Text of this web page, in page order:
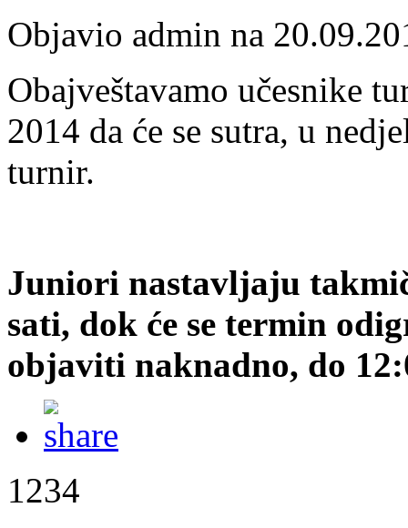
Objavio admin na
Obajveštavamo učesnike
2014 da će se sutra, u
turnir.
Juniori nastavljaju
sati, dok će se termin
objaviti naknadno, do
1234